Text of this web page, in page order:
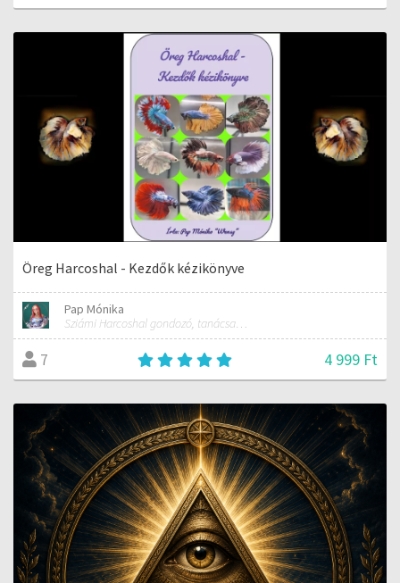
Öreg Harcoshal - Kezdők kézikönyve
Pap Mónika
Sziámi Harcoshal gondozó, tanácsadó, kereskedő
7 4 999 Ft